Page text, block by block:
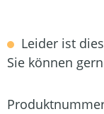
Leider ist
Sie können